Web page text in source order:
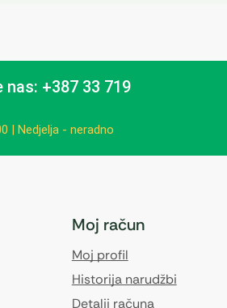
+387 33 719
| Nedjelja - neradno
Moj račun
Moj profil
Historija narudžbi
Detalji računa